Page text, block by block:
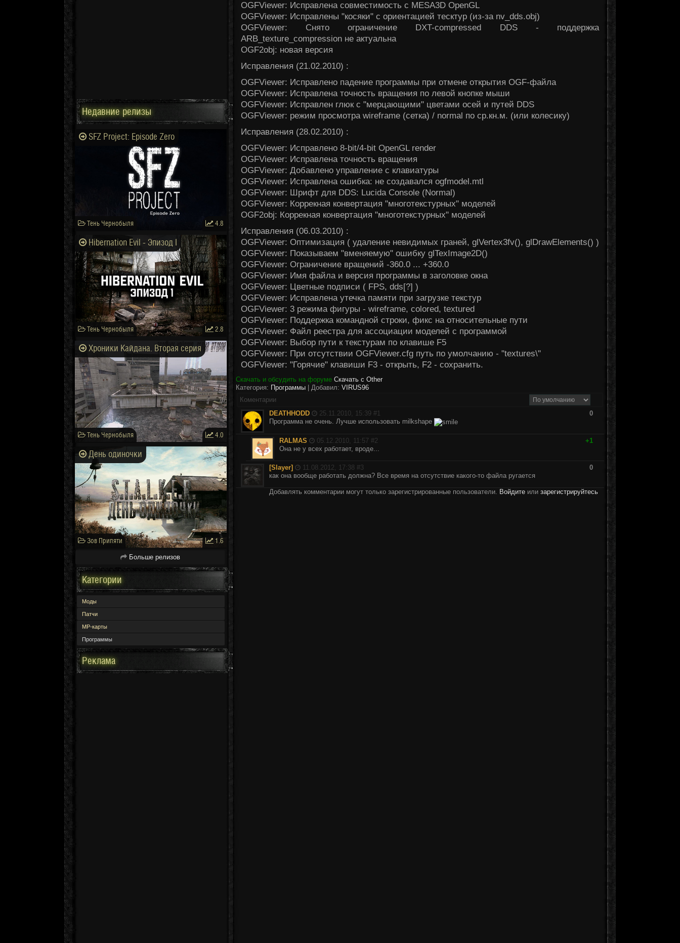
OGFViewer: Исправлена совместимость с MESA3D OpenGL
OGFViewer: Исправлены "косяки" с ориентацией тесктур (из-за nv_dds.obj)
OGFViewer: Снято ограничение DXT-compressed DDS - поддержка
ARB_texture_compression не актуальна
OGF2obj: новая версия
Исправления (21.02.2010) :
OGFViewer: Исправлено падение программы при отмене открытия OGF-файла
OGFViewer: Исправлена точность вращения по левой кнопке мыши
OGFViewer: Исправлен глюк с "мерцающими" цветами осей и путей DDS
OGFViewer: режим просмотра wireframe (сетка) / normal по ср.кн.м. (или колесику)
Исправления (28.02.2010) :
OGFViewer: Исправлено 8-bit/4-bit OpenGL render
OGFViewer: Исправлена точность вращения
OGFViewer: Добавлено управление с клавиатуры
OGFViewer: Исправлена ошибка: не создавался ogfmodel.mtl
OGFViewer: Шрифт для DDS: Lucida Console (Normal)
OGFViewer: Коррекная конвертация "многотекстурных" моделей
OGF2obj: Коррекная конвертация "многотекстурных" моделей
Исправления (06.03.2010) :
OGFViewer: Оптимизация ( удаление невидимых граней, glVertex3fv(), glDrawElements() )
OGFViewer: Показываем "вменяемую" ошибку glTexImage2D()
OGFViewer: Ограничение вращений -360.0 ... +360.0
OGFViewer: Имя файла и версия программы в заголовке окна
OGFViewer: Цветные подписи ( FPS, dds[?] )
OGFViewer: Исправлена утечка памяти при загрузке текстур
OGFViewer: 3 режима фигуры - wireframe, colored, textured
OGFViewer: Поддержка командной строки, фикс на относительные пути
OGFViewer: Файл реестра для ассоциации моделей с программой
OGFViewer: Выбор пути к текстурам по клавише F5
OGFViewer: При отсутствии OGFViewer.cfg путь по умолчанию - "textures\"
OGFViewer: "Горячие" клавиши F3 - открыть, F2 - сохранить.
Скачать и обсудить на форуме Скачать с Other
Категория: Программы | Добавил: VIRUS96
Коментарии
DEATHHODD
25.11.2010, 15:39 #1
0
Программа не очень. Лучше использовать milkshape
RALMAS 05.12.2010, 11:57 #2
+1
Она не у всех работает, вроде...
[Slayer] 11.08.2012, 17:38 #3
0
как она вообще работать должна? Все время на отсутствие какого-то файла ругается
Добавлять комментарии могут только зарегистрированные пользователи. Войдите или зарегистрируйтесь
Недавние релизы
SFZ Project: Episode Zero
Тень Чернобыля 4.8
Hibernation Evil - Эпизод I
Тень Чернобыля 2.8
Хроники Кайдана. Вторая серия
Тень Чернобыля 4.0
День одиночки
Зов Припяти 1.6
Больше релизов
Категории
Моды
Патчи
МР-карты
Программы
Реклама